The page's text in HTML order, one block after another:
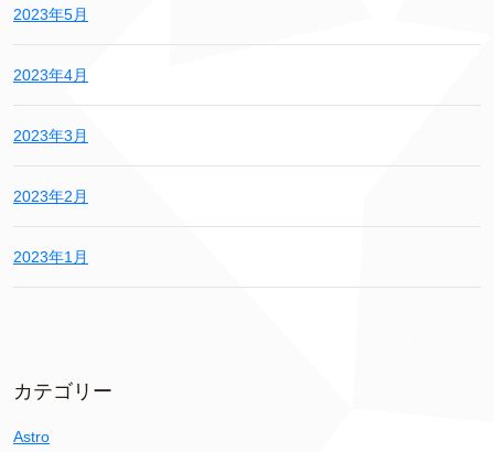
2023年5月
2023年4月
2023年3月
2023年2月
2023年1月
カテゴリー
Astro